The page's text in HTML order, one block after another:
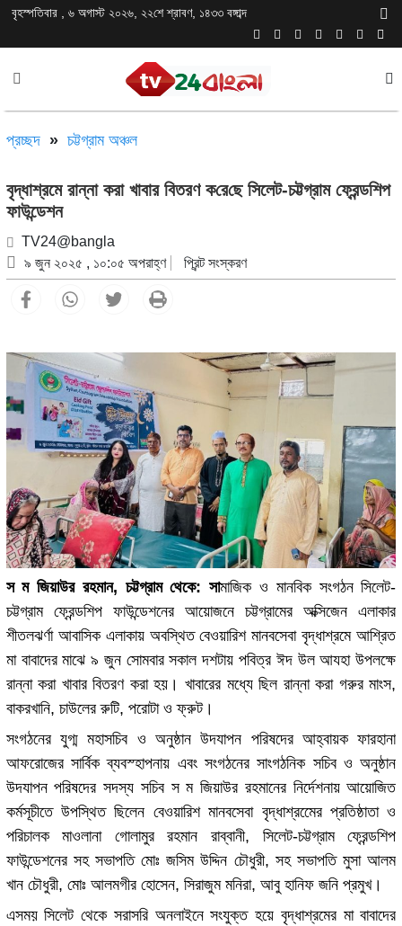
বৃহস্পতিবার , ৬ অগাস্ট ২০২৬, ২২শে শ্রাবণ, ১৪৩৩ বঙ্গাব্দ
প্রচ্ছদ» চট্টগ্রাম অঞ্চল
বৃদ্ধাশ্রমে রান্না করা খাবার বিতরণ ক‌রে‌ছে সিলেট-চট্টগ্রাম ফ্রেন্ডশিপ
ফাউন্ডেশন
TV24@bangla
৯ জুন ২০২৫ , ১০:০৫ অপরাহ্ণ
প্রিন্ট সংস্করণ
স ম জিয়াউর রহমান, চট্টগ্রাম থেকে: সামাজিক ও মানবিক সংগঠন সিলেট-
চট্টগ্রাম ফ্রেন্ডশিপ ফাউন্ডেশনের আয়োজনে চট্টগ্রামের অক্সিজেন এলাকার
শীতলঝর্ণা আবাসিক এলাকায় অবস্থিত বেওয়ারিশ মানবসেবা বৃদ্ধাশ্রমে আশ্রিত
মা বাবাদের মাঝে ৯ জুন সোমবার সকাল দশটায় পবিত্র ঈদ উল আযহা উপলক্ষে
রান্না করা খাবার বিতরণ করা হয়। খাবারের মধ্যে ছিল রান্না করা গরুর মাংস,
বাকরখানি, চাউলের রুটি, পরোটা ও ফ্রুট।
সংগঠনের যুগ্ম মহাসচিব ও অনুষ্ঠান উদযাপন পরিষদের আহ্বায়ক ফারহানা
আফরোজের সার্বিক ব্যবস্হাপনায় এবং সংগঠনের সাংগঠনিক সচিব ও অনুষ্ঠান
উদযাপন পরিষদের সদস্য সচিব স ম জিয়াউর রহমানের নির্দেশনায় আয়োজিত
কর্মসূচীতে উপস্থিত ছিলেন বেওয়ারিশ মানবসেবা বৃদ্ধাশ্রমেের প্রতিষ্ঠাতা ও
পরিচালক মাওলানা গোলামুর রহমান রাব্বানী, সিলেট-চট্টগ্রাম ফ্রেন্ডশিপ
ফাউন্ডেশনের সহ সভাপতি মোঃ জসিম উদ্দিন চৌধুরী, সহ সভাপতি মুসা আলম
খান চৌধুরী, মোঃ আলমগীর হোসেন, সিরাজুম মনিরা, আবু হানিফ জনি প্রমুখ।
এসময় সিলেট থেকে সরাসরি অনলাইনে সংযুক্ত হয়ে বৃদ্ধাশ্রমের মা বাবাদের